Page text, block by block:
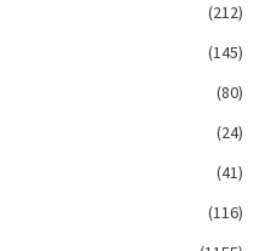
(212)
(145)
(80)
(24)
(41)
(116)